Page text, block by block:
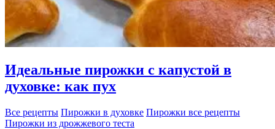
Идеальные пирожки с капустой в
духовке: как пух
Все рецепты Пирожки в духовке Пирожки все рецепты
Пирожки из дрожжевого теста